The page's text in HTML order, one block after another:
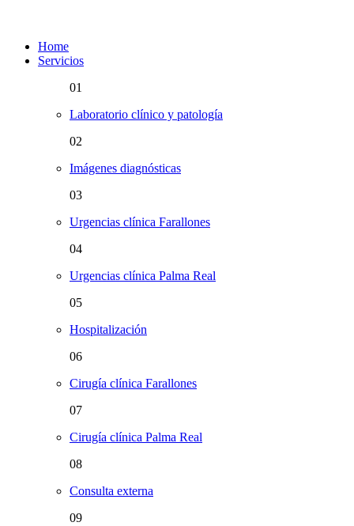
Home
Servicios
01
Laboratorio clínico y patología
02
Imágenes diagnósticas
03
Urgencias clínica Farallones
04
Urgencias clínica Palma Real
05
Hospitalización
06
Cirugía clínica Farallones
07
Cirugía clínica Palma Real
08
Consulta externa
09